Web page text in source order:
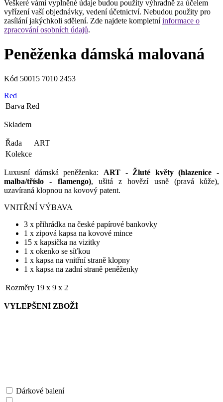
Veškeré vámi vyplněné údaje budou použity výhradně za účelem
vyřízení vaší objednávky, vedení účetnictví. Nebudou použity pro
zasílání jakýchkoli sdělení. Zde najdete kompletníinformace o
zpracování osobních údajů.
Peněženka dámská malovaná
Kód 50015 7010 2453
Red
Barva Red
Skladem
Řada
ART
Kolekce
Luxusní dámská peněženka: ART - Žluté květy (hlazenice -
malba/tříslo - flamengo), ušitá z hovězí usně (pravá kůže),
uzavíraná klopnou na kovový patent.
VNITŘNÍ VÝBAVA
3 x přihrádka na české papírové bankovky
1 x zipová kapsa na kovové mince
15 x kapsička na vizitky
1 x okenko se síťkou
1 x kapsa na vnitřní straně klopny
1 x kapsa na zadní straně peněženky
Rozměry 19 x 9 x 2
VYLEPŠENÍ ZBOŽÍ
Dárkové balení